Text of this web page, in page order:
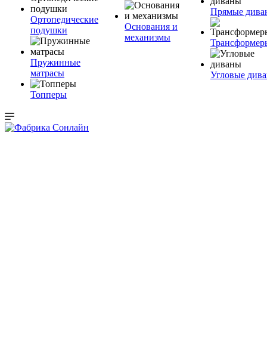
Ортопедические
подушки
Пружинные
матрасы
Топперы
Основания и
механизмы
Прямые
Угловые